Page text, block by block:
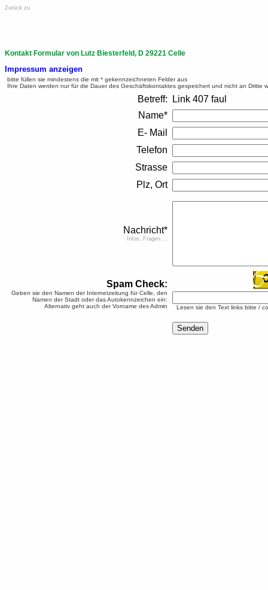
Zurück zu
Kontakt Formular von Lutz Biesterfeld, D 29221 Celle
Impressum anzeigen
bitte füllen sie mindestens die mit * gekennzeichneten Felder aus
Ihre Daten werden nur für die Dauer des Geschäftskontaktes gespeichert und nicht an Dritte
Betreff:
Link 407 faul
Name*
E- Mail
Telefon
Strasse
Plz, Ort
Nachricht*
Infos, Fragen ...
Spam Check:
Geben sie den Namen der Internetzeitung für Celle, den
Namen der Stadt oder das Autokennzeichen ein:
Alternativ geht auch der Vorname des Admin
Lesen sie den Text links bitte /